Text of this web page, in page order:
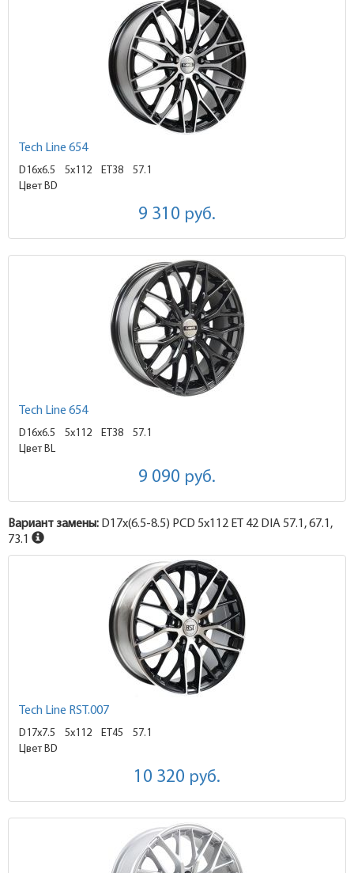
Tech Line 654
D16x6.5 5x112 ET38
57.1
Цвет BD
9 310 руб.
Tech Line 654
D16x6.5 5x112 ET38
57.1
Цвет BL
9 090 руб.
Вариант замены: D17x(6.5-8.5) PCD 5x112 ET 42 DIA 57.1, 67.1,
73.1
Tech Line RST.007
D17x7.5 5x112 ET45
57.1
Цвет BD
10 320 руб.